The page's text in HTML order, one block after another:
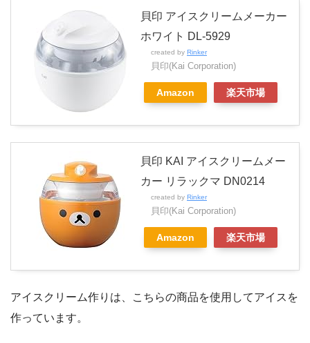
貝印 アイスクリームメーカー
ホワイト DL-5929
created by Rinker
貝印(Kai Corporation)
Amazon 楽天市場
貝印 KAI アイスクリームメー
カー リラックマ DN0214
created by Rinker
貝印(Kai Corporation)
Amazon 楽天市場
アイスクリーム作りは、こちらの商品を使用してアイスを
作っています。